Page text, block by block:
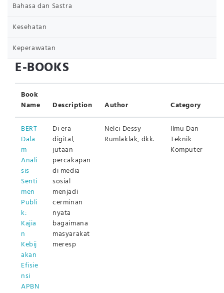
Bahasa dan Sastra
Kesehatan
Keperawatan
E-BOOKS
Book
Name
Description Author Category
BERT
Dala
m
Anali
sis
Senti
men
Publi
k:
Kajia
n
Kebij
akan
Efisie
nsi
APBN
Di era
digital,
jutaan
percakapan
di media
sosial
menjadi
cerminan
nyata
bagaimana
masyarakat
meresp
Nelci Dessy
Rumlaklak, dkk.
Ilmu Dan
Teknik
Komputer